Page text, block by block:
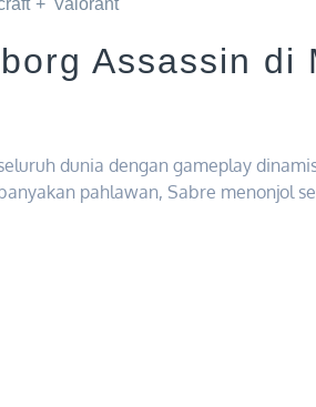
Valorant
Assassin di
dunia dengan gameplay
pahlawan, Sabre menonjol